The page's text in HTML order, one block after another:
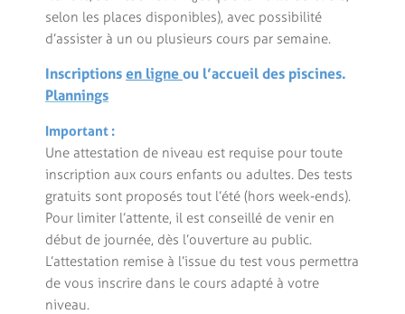
selon les places disponibles), avec possibilité
d’assister à un ou plusieurs cours par semaine.
Inscriptions en ligne ou l’accueil des piscines.
Plannings
Important :
Une attestation de niveau est requise pour toute
inscription aux cours enfants ou adultes. Des tests
gratuits sont proposés tout l’été (hors week-ends).
Pour limiter l’attente, il est conseillé de venir en
début de journée, dès l’ouverture au public.
L’attestation remise à l’issue du test vous permettra
de vous inscrire dans le cours adapté à votre
niveau.